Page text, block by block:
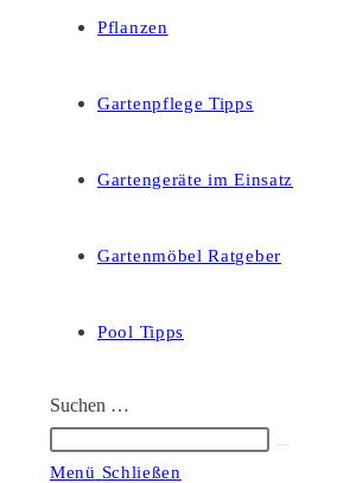
Pflanzen
Gartenpflege Tipps
Gartengeräte im Einsatz
Gartenmöbel Ratgeber
Pool Tipps
Suchen …
Menü Schließen